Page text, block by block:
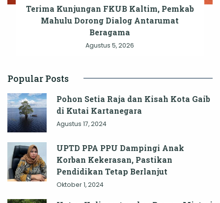
Terima Kunjungan FKUB Kaltim, Pemkab
Mahulu Dorong Dialog Antarumat
Beragama
Agustus 5, 2026
Popular Posts
Pohon Setia Raja dan Kisah Kota Gaib
di Kutai Kartanegara
Agustus 17, 2024
UPTD PPA PPU Dampingi Anak
Korban Kekerasan, Pastikan
Pendidikan Tetap Berlanjut
Oktober 1, 2024